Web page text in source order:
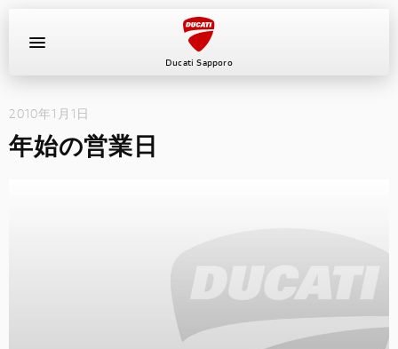
Ducati Sapporo
イベント
2010年1月1日
年始の営業日